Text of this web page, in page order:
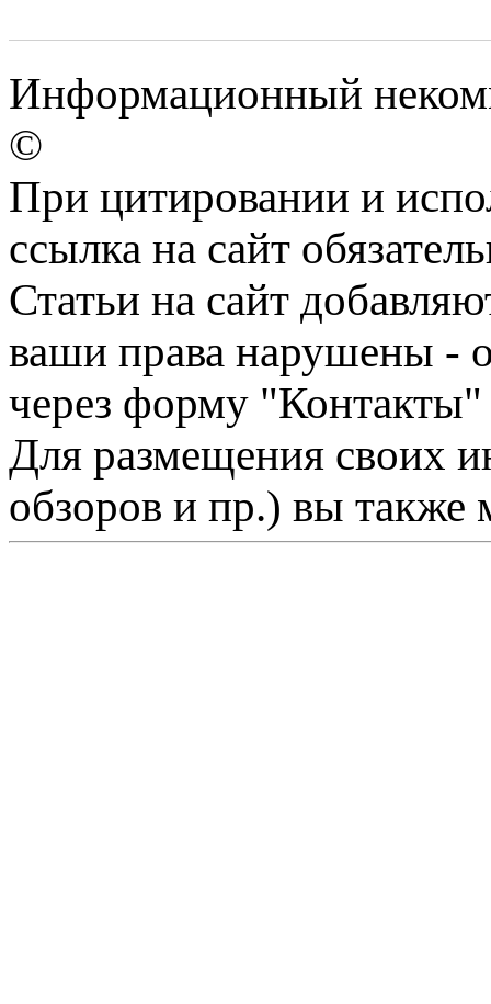
Информационный
©
При цитировании и
ссылка на сайт
Статьи на сайт
ваши права нарушены -
через форму "Контакты"
Для размещения своих
обзоров и пр.) вы также